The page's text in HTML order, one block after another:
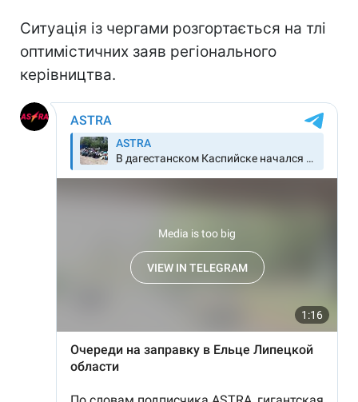
Ситуація із чергами розгортається на тлі
оптимістичних заяв регіонального
керівництва.